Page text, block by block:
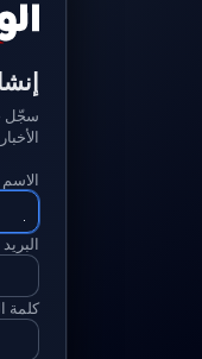
سجّل
الاسم
كلمة